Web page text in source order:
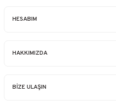
HESABIM
HAKKIMIZDA
BİZE ULAŞIN